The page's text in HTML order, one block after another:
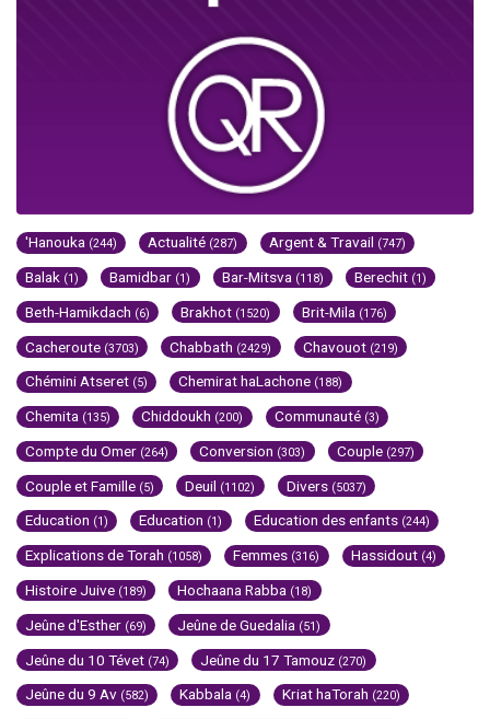
'Hanouka (244) Actualité (287) Argent & Travail (747)
Balak (1) Bamidbar (1) Bar-Mitsva (118) Berechit (1)
Beth-Hamikdach (6) Brakhot (1520) Brit-Mila (176)
Cacheroute (3703) Chabbath (2429) Chavouot (219)
Chémini Atseret (5) Chemirat haLachone (188)
Chemita (135) Chiddoukh (200) Communauté (3)
Compte du Omer (264) Conversion (303) Couple (297)
Couple et Famille (5) Deuil (1102) Divers (5037)
Education (1) Education (1) Education des enfants (244)
Explications de Torah (1058) Femmes (316) Hassidout (4)
Histoire Juive (189) Hochaana Rabba (18)
Jeûne d'Esther (69) Jeûne de Guedalia (51)
Jeûne du 10 Tévet (74) Jeûne du 17 Tamouz (270)
Jeûne du 9 Av (582) Kabbala (4) Kriat haTorah (220)